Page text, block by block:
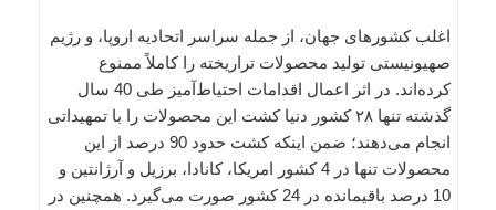
اغلب کشورهای جهان، از جمله سراسر اتحادیه اروپا، و رژیم
صهیونیستی تولید محصولات تراریخته را کاملاً ممنوع
کرده‌اند. در اثر اعمال اقدامات احتیاط‌آمیز طی 40 سال
گذشته تنها ٢٨ کشور دنیا کشت این محصولات را با تمهیداتی
انجام می‌دهند؛ ضمن اینکه کشت حدود 90 درصد از این
محصولات تنها در 4 کشور امریکا، کانادا، برزیل و آرژانتین و
10 درصد باقیمانده در 24 کشور صورت می‌گیرد. همچنین در